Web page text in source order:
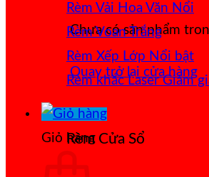
Chưa có sản phẩm
Quay trở lại cửa hàng
Giỏ hàng
Rèm Vải Hoa Văn Nổi
Rèm Voan Trắng
Rèm Xếp Lớp
Rèm khắc Laser
Rèm Cửa Sổ